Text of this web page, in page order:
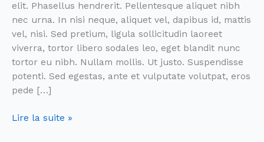
elit. Phasellus hendrerit. Pellentesque aliquet nibh
nec urna. In nisi neque, aliquet vel, dapibus id, mattis
vel, nisi. Sed pretium, ligula sollicitudin laoreet
viverra, tortor libero sodales leo, eget blandit nunc
tortor eu nibh. Nullam mollis. Ut justo. Suspendisse
potenti. Sed egestas, ante et vulputate volutpat, eros
pede […]
eu
nibh
Lire la suite »